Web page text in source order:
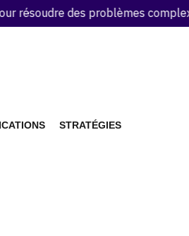
des problèmes complexes
STRATÉGIES